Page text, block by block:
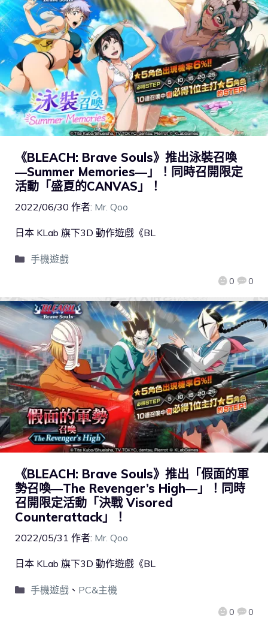
《BLEACH: Brave Souls》推出泳裝召喚
―Summer Memories―」！同時召開限定
活動「盛夏的CANVAS」！
2022/06/30 作者: Mr. Qoo
0 0
日本 KLab 旗下3D 動作遊戲《BL
手機遊戲
《BLEACH: Brave Souls》推出「假面的軍
勢召喚―The Revenger’s High―」！同時
召開限定活動「決戰 Visored
Counterattack」！
2022/05/31 作者: Mr. Qoo
0 0
日本 KLab 旗下3D 動作遊戲《BL
手機遊戲、 PC&主機